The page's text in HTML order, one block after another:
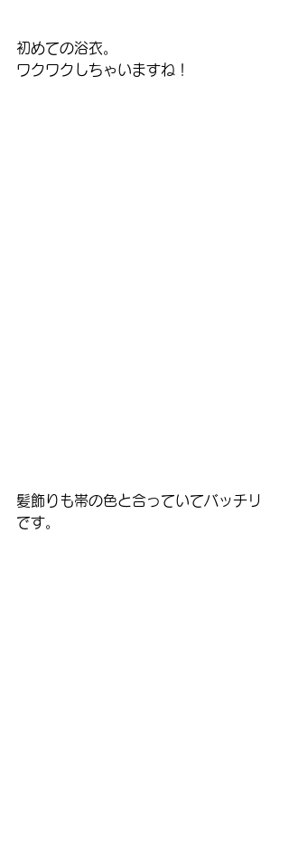
初めての浴衣。
ワクワクしちゃいますね！
髪飾りも帯の色と合っていてバッチリ
です。